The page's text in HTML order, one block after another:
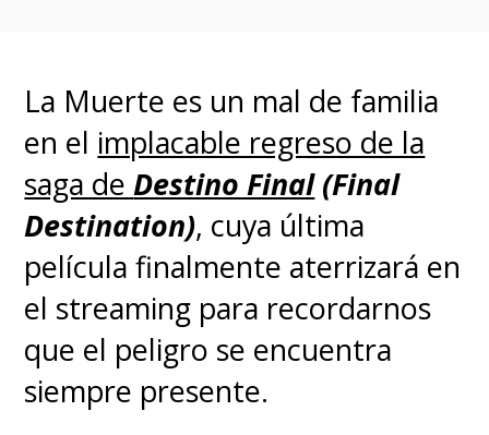
La Muerte es un mal de familia
en el implacable regreso de la
saga deDestino Final(Final
Destination), cuya última
película finalmente aterrizará en
el streaming para recordarnos
que el peligro se encuentra
siempre presente.